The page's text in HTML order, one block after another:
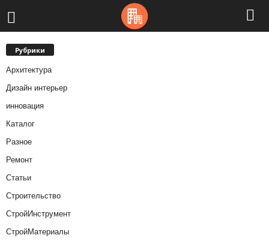
Рубрики
Архитектура
Дизайн интерьер
инновация
Каталог
Разное
Ремонт
Статьи
Строительство
СтройИнструмент
СтройМатериалы